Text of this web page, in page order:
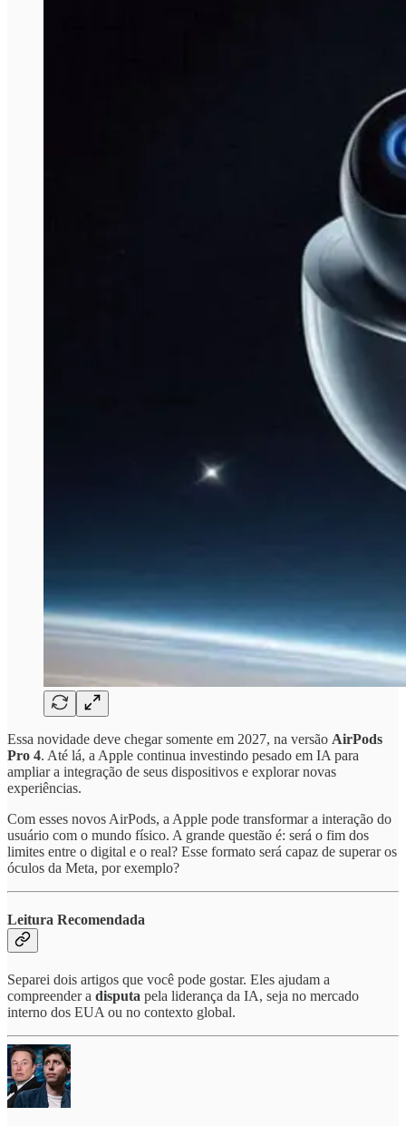
Essa novidade deve chegar somente em 2027, na versão AirPods
Pro 4. Até lá, a Apple continua investindo pesado em IA para
ampliar a integração de seus dispositivos e explorar novas
experiências.
Com esses novos AirPods, a Apple pode transformar a interação do
usuário com o mundo físico. A grande questão é: será o fim dos
limites entre o digital e o real? Esse formato será capaz de superar os
óculos da Meta, por exemplo?
Leitura Recomendada
Separei dois artigos que você pode gostar. Eles ajudam a
compreender a disputa pela liderança da IA, seja no mercado
interno dos EUA ou no contexto global.